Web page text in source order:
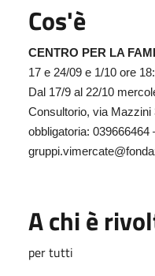
Cos'è
CENTRO PER LA
17 e 24/09 e 1/10 ore
Dal 17/9 al 22/10
Consultorio, via
obbligatoria: 039666464
A chi è
per tutti